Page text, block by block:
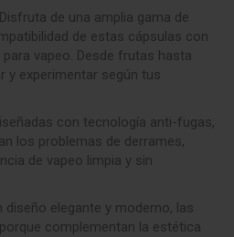
Disfruta de una amplia gama de
de estas cápsulas con
vapeo. Desde frutas hasta
y experimentar según tus
con tecnología anti-fugas,
los problemas de derrames,
de vapeo limpia y sin
diseño elegante y moderno, las
complementan la estética